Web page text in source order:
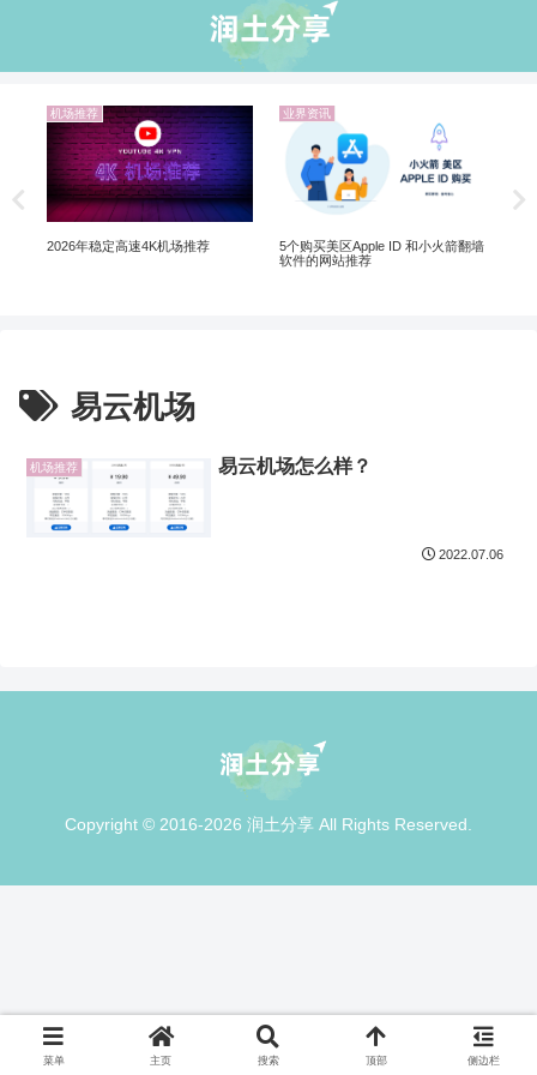
机场推荐
2026年稳定高速4K机场推荐
业界资讯
5个购买美区Apple ID 和小火箭翻墙
软件的网站推荐
易云机场
机场推荐 易云机场怎么样？
2022.07.06
Copyright © 2016-2026 润土分享 All Rights Reserved.
菜单 主页 搜索 顶部 侧边栏